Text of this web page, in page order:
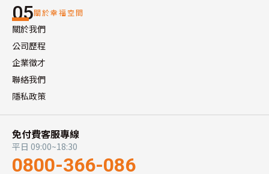
05關於幸福空間
關於我們
公司歷程
企業徵才
聯絡我們
隱私政策
免付費客服專線
平日 09:00~18:30
0800-366-086